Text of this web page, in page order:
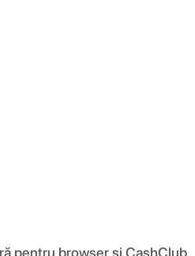
pentru browser și CashClub